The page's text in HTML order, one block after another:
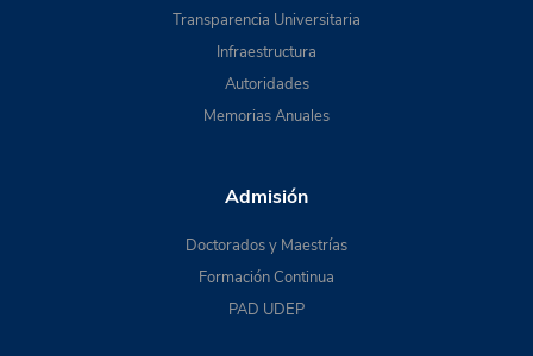
Transparencia Universitaria
Infraestructura
Autoridades
Memorias Anuales
Admisión
Doctorados y Maestrías
Formación Continua
PAD UDEP